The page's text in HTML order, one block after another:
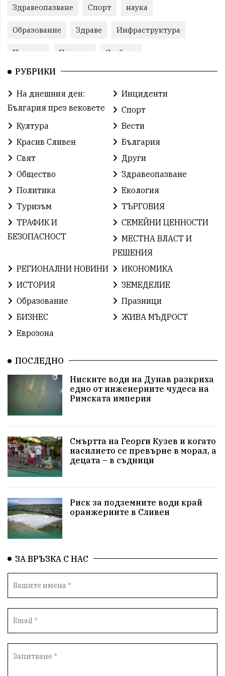
Здравеопазване Спорт наука
Образование Здраве Инфраструктура
Пеевски Протест Свобода
ИвелинМихайлов
Празник ГражданскоОбщество
РадостинВасилев ЛекаАтлетика
ХристоИлиев БългарскоЗемеделие
БългарскиСпорт
ОбщественИнтерес земеделие
ИсторияНаБългария Иновации САЩ
БългарскаГордост Археология Твърдица
Легенда Право
ОтровнатаЯбълка ЦветомирПетков
България2025
ИкономикаНаСъпротивата УрсулаФонДерЛайен
ПетърПетров
Технологии НародноСъбрание
ПравоваДържава Варна Родителство
ПътнаБезопасност Магнитски Санкции
ОколнаСреда
Общност ИсторическиПарк ВоенноВреме
Космос ВоднаКриза Вода Мир
Безопастност
БъдещевБългария ДостойнаБългария
РУБРИКИ
На днешния ден:
България през вековете
Инциденти
Спорт
Култура
Вести
Красив Сливен
България
Свят
Други
Общество
Здравеопазване
Политика
Екология
Туризъм
ТЪРГОВИЯ
ТРАФИК И
БЕЗОПАСНОСТ
СЕМЕЙНИ ЦЕННОСТИ
МЕСТНА ВЛАСТ И
РЕШЕНИЯ
РЕГИОНАЛНИ НОВИНИ
ИКОНОМИКА
ИСТОРИЯ
ЗЕМЕДЕЛИЕ
Образование
Празници
БИЗНЕС
ЖИВА МЪДРОСТ
Еврозона
ПОСЛЕДНО
Ниските води на Дунав разкриха
едно от инженерните чудеса на
Римската империя
Смъртта на Георги Кузев и когато
насилието се превърне в морал, а
децата – в съдници
Риск за подземните води край
оранжериите в Сливен
ЗА ВРЪЗКА С НАС